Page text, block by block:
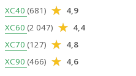
XC40 (681)
4,9
XC60 (2 047)
4,4
XC70 (127)
4,8
XC90 (466) 4,6